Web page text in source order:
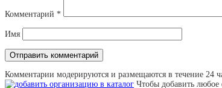
Комментарий *
Имя
Комментарии модерируются и размещаются в течение 24
Чтобы добавить